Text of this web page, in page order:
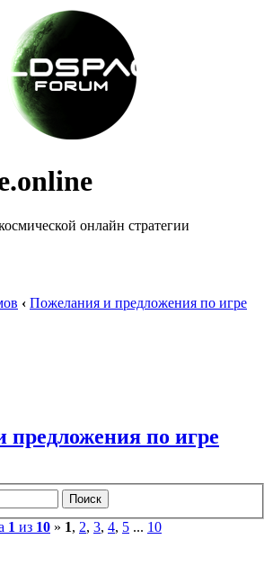
онлайн стратегии
‹ Пожелания и предложения по игре
по игре
1 из 10 » 1, 2, 3, 4, 5 ... 10